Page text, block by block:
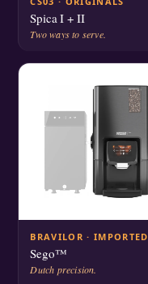
Spica I + II
Two ways to serve.
BRAVILOR · IMPORTED
Sego™
Dutch precision.